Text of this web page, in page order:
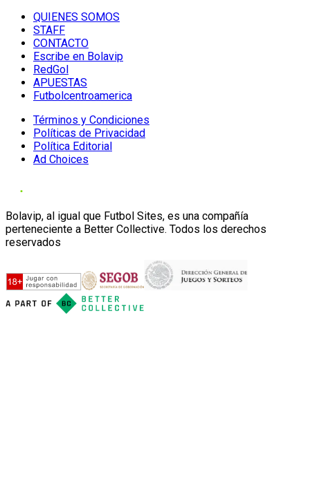
QUIENES SOMOS
STAFF
CONTACTO
Escribe en Bolavip
RedGol
APUESTAS
Futbolcentroamerica
Términos y Condiciones
Políticas de Privacidad
Política Editorial
Ad Choices
Bolavip, al igual que Futbol Sites, es una compañía
perteneciente a Better Collective. Todos los derechos
reservados